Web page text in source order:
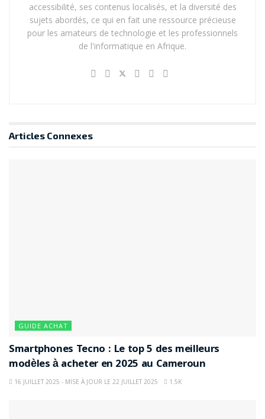
accessibilité, ses contenus localisés, et la diversité des
sujets abordés, ce qui en fait une ressource précieuse
pour les amateurs de technologie et les professionnels
de l'informatique en Afrique.
Articles Connexes
GUIDE ACHAT
Smartphones Tecno : Le top 5 des meilleurs
modèles à acheter en 2025 au Cameroun
16 JUILLET 2025 - MISE À JOUR LE 22 JUILLET 2025 1.5K